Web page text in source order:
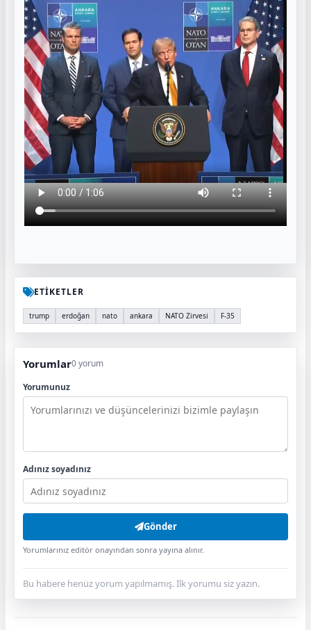
ETİKETLER
trump erdoğan nato ankara NATO Zirvesi F-35
Yorumlar0 yorum
Yorumunuz
Adınız soyadınız
Gönder
Yorumlarınız editör onayından sonra yayına alınır.
Bu habere henüz yorum yapılmamış. İlk yorumu siz yazın.